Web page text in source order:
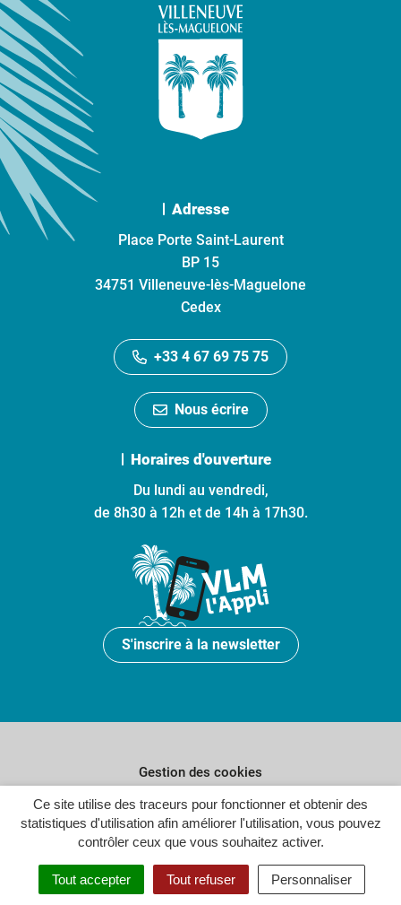
Ce site utilise des traceurs pour fonctionner et obtenir des
statistiques d'utilisation afin améliorer l'utilisation, vous pouvez
contrôler ceux que vous souhaitez activer.
Tout accepter Tout refuser Personnaliser
Adresse
Place Porte Saint-Laurent
BP 15
34751 Villeneuve-lès-Maguelone
Cedex
+33 4 67 69 75 75
Nous écrire
Horaires d'ouverture
Du lundi au vendredi,
de 8h30 à 12h et de 14h à 17h30.
S'inscrire à la newsletter
Gestion des cookies
Plan du site
Politique de confidentialité
Crédits